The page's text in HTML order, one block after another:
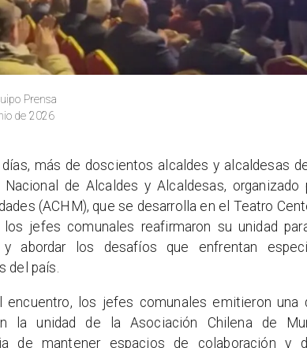
Prensa
de 2026
días, más de doscientos alcaldes y alcaldesas
Nacional de Alcaldes y Alcaldesas,
(ACHM), que se desarrolla en el Teatro
jefes comunales reafirmaron su unidad
y abordar los desafíos que enfrentan
del país.
encuentro, los jefes comunales emitieron una
la unidad de la Asociación Chilena de
de mantener espacios de colaboración y